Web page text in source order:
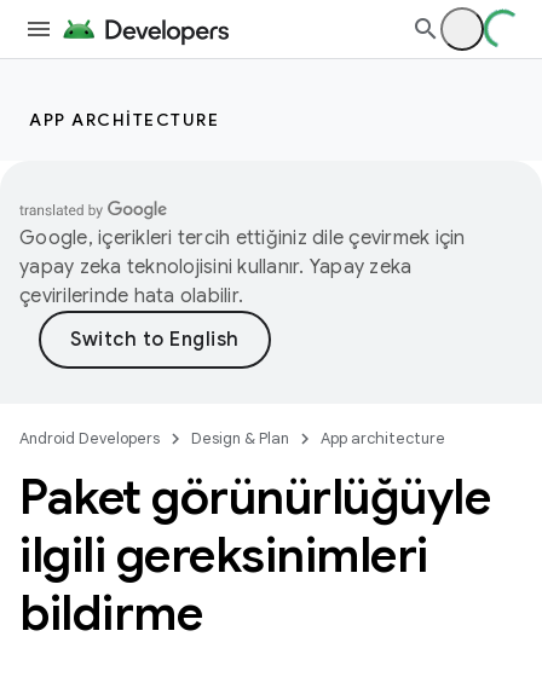
APP ARCHITECTURE
Google, içerikleri tercih ettiğiniz dile çevirmek için
yapay zeka teknolojisini kullanır. Yapay zeka
çevirilerinde hata olabilir.
Android Developers Design & Plan App architecture
Paket görünürlüğüyle
ilgili gereksinimleri
bildirme